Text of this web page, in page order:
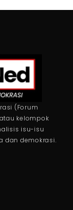
(Forum
kelompok
isu-isu
dan demokrasi.